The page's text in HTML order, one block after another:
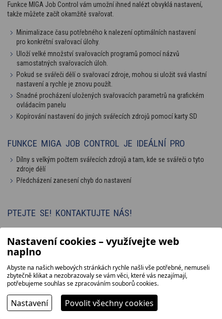
Funkce MIGA Job Control vám umožní ihned nalézt obvyklá nastavení,
takže můžete začít okamžitě svařovat.
Minimalizace času potřebného k nalezení optimálních nastavení
pro konkrétní svařovací úlohy.
Uloží velké množství svařovacích programů pomocí názvů
samostatných svařovacích úloh.
Pokud se svářeči dělí o svařovací zdroje, mohou si uložit svá vlastní
nastavení a rychle je znovu použít.
Snadné procházení uložených svařovacích parametrů na grafickém
ovládacím panelu
Kopírování nastavení do jiných svářecích zdrojů pomocí karty SD
FUNKCE MIGA JOB CONTROL JE IDEÁLNÍ PRO
Dílny s velkým počtem svářecích zdrojů a tam, kde se svářeči o tyto
zdroje dělí
Předcházení zanesení chyb do nastavení
PTEJTE SE! KONTAKTUJTE NÁS!
CoWelder? Domluvte si ukázku v našem svařovacím centru v Pelhřimově
(pro vážné zájemce provádíme předváděcí akce, kde svařujeme reálné
dílce zákazníka).
Nastavení cookies – využívejte web
naplno
Abyste na našich webových stránkách rychle našli vše potřebné, nemuseli
zbytečně klikat a nezobrazovaly se vám věci, které vás nezajímají,
potřebujeme souhlas se zpracováním souborů cookies.
Nastavení Povolit všechny cookies